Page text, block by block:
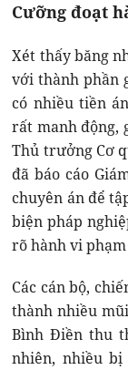
Cưỡng đoạt
Xét thấy băng
với thành phần
có nhiều tiền
rất manh động,
Thủ trưởng Cơ
đã báo cáo
chuyên án để
biện pháp
rõ hành vi
Các cán bộ,
thành nhiều
Bình Điền thu
nhiên, nhiều